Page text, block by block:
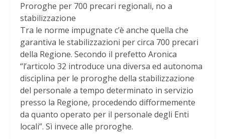
Proroghe per 700 precari regionali, no a
stabilizzazione
Tra le norme impugnate c’è anche quella che
garantiva le stabilizzazioni per circa 700 precari
della Regione. Secondo il prefetto Aronica
“l’articolo 32 introduce una diversa ed autonoma
disciplina per le proroghe della stabilizzazione
del personale a tempo determinato in servizio
presso la Regione, procedendo difformemente
da quanto operato per il personale degli Enti
locali”. Sì invece alle proroghe.